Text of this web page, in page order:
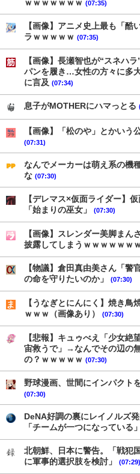
ｗｗｗｗｗｗｗ (07:35)
【画像】アニメ史上最も「酷
ラｗｗｗｗｗ (07:35)
【画像】長瀬智也が“スネハ
パンを履き…女性の方々に多
に言及 (07:34)
息子がMOTHERにハマっとる
【画像】「松のや」とかいう
(07:31)
なんでメーカーは萌え系の機
な (07:30)
【デレマス×仮面ライダー】
「始まりの巫女」
(07:30)
【画像】スレンダー美脚まん
披露してしまうｗｗｗｗｗｗｗ
【物議】倉田真由美さん「警
の命を守りたいのか」
(07:30)
【うなぎとにんにく】焼き鳥
ｗｗｗ（画像あり）
(07:30)
【悲報】キュゥべえ「少女絶
宙救うで」→なんでその辺の
の？ｗｗｗｗｗ (07:30)
野球漫画、世間にインパクト
(07:30)
DeNA好調の裏にレイノルズ
「チームが一つになっている」
北朝鮮、日本に警告。「戦犯
に軍事的選択肢を検討」
(07:29)